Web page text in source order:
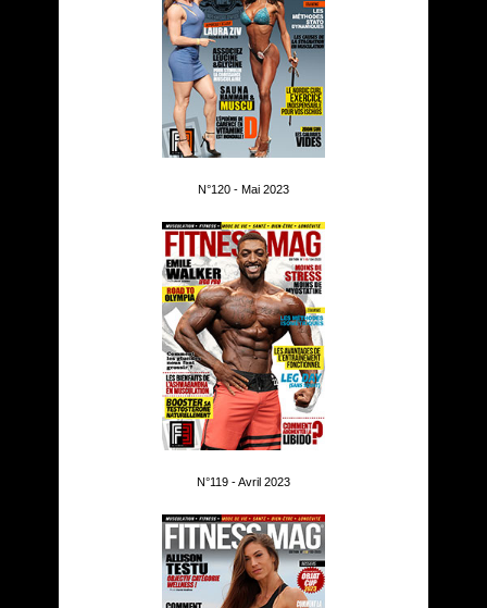
N°120 - Mai 2023
N°119 - Avril 2023